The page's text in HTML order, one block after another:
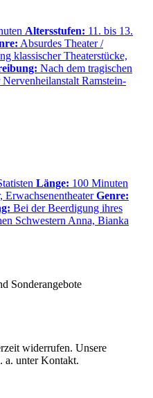
Altersstufen: 11. bis 13.
Absurdes Theater /
klassischer Theaterstücke,
Nach dem tragischen
Ramstein-
Länge: 100 Minuten
Erwachsenentheater Genre:
Bei der Beerdigung ihres
Schwestern Anna, Bianka
Sonderangebote
widerrufen. Unsere
a. unter Kontakt.